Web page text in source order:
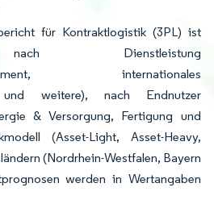
für Kontraktlogistik (3PL) ist
Dienstleistung
internationales
und weitere), nach Endnutzer
& Versorgung, Fertigung und
(Asset-Light, Asset-Heavy,
(Nordrhein-Westfalen, Bayern
werden in Wertangaben